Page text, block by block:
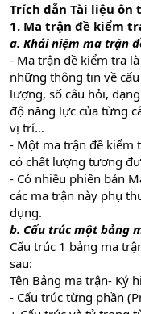
Trích dẫn Tài liệu ôn
1. Ma trận đề kiểm
a. Khái niệm ma trận
- Ma trận đề kiểm tra
những thông tin về
lượng, số câu hỏi,
độ năng lực của từng
vị trí…
- Một ma trận đề kiểm
có chất lượng tương
- Có nhiều phiên bản
các ma trận này phụ
dụng.
b. Cấu trúc một bảng
Cấu trúc 1 bảng ma
sau:
Tên Bảng ma trận- Ký
- Cấu trúc từng phần